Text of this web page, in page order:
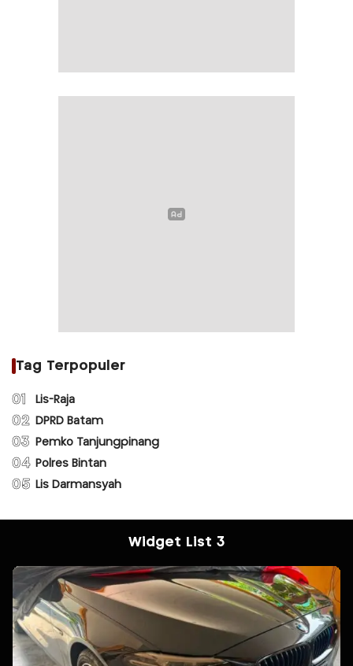
Tag Terpopuler
01 Lis-Raja
02 DPRD Batam
03 Pemko Tanjungpinang
04 Polres Bintan
05 Lis Darmansyah
Widget List 3